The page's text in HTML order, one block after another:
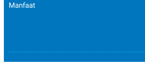
Manfaat